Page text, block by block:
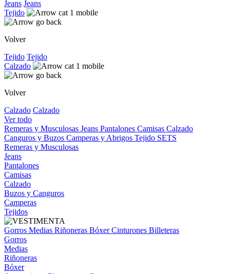
Jeans Jeans
Tejido
Volver
Tejido Tejido
Calzado
Volver
Calzado Calzado
Ver todo
Remeras y Musculosas Jeans Pantalones Camisas Calzado
Canguros y Buzos Camperas y Abrigos Tejido SETS
Remeras y Musculosas
Jeans
Pantalones
Camisas
Calzado
Buzos y Canguros
Camperas
Tejidos
Gorros Medias Riñoneras BóxerCinturones Billeteras
Gorros
Medias
Riñoneras
Bóxer